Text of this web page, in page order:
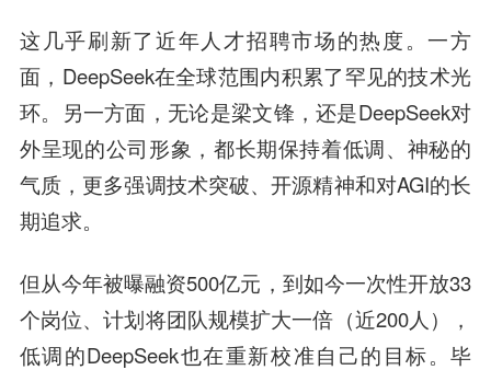
这几乎刷新了近年人才招聘市场的热度。一方
面，DeepSeek在全球范围内积累了罕见的技术光
环。另一方面，无论是梁文锋，还是DeepSeek对
外呈现的公司形象，都长期保持着低调、神秘的
气质，更多强调技术突破、开源精神和对AGI的长
期追求。
但从今年被曝融资500亿元，到如今一次性开放33
个岗位、计划将团队规模扩大一倍（近200人），
低调的DeepSeek也在重新校准自己的目标。毕